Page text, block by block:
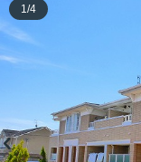
1/4